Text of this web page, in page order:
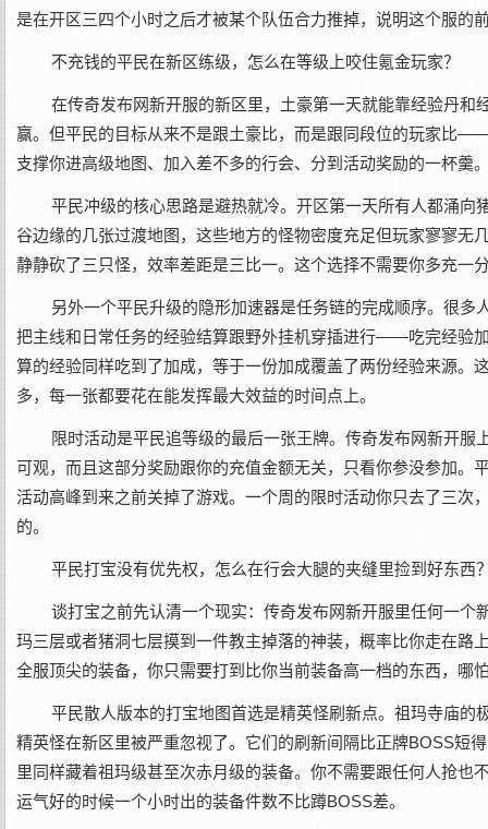
是在开区三四个小时之后才被某个队伍合力推掉，说明这个服的
不充钱的平民在新区练级，怎么在等级上咬住氪金玩家？
在‌传奇发布网新开服‌的新区里，土豪第一天就能靠经验丹
赢。但平民的目标从来不是跟土豪比，而是跟同段位的玩家比
支撑你进高级地图、加入差不多的行会、分到活动奖励的一杯羹
平民冲级的核心思路是避热就冷。开区第一天所有人都涌
谷边缘的几张过渡地图，这些地方的怪物密度充足但玩家寥寥无
静静砍了三只怪，效率差距是三比一。这个选择不需要你多充一
另外一个平民升级的隐形加速器是任务链的完成顺序。很
把主线和日常任务的经验结算跟野外挂机穿插进行——吃完经验
算的经验同样吃到了加成，等于一份加成覆盖了两份经验来源。
多，每一张都要花在能发挥最大效益的时间点上。
限时活动是平民追等级的最后一张王牌。‌传奇发布网新开
可观，而且这部分奖励跟你的充值金额无关，只看你参没参加。
活动高峰到来之前关掉了游戏。一个周的限时活动你只去了三次
的。
平民打宝没有优先权，怎么在行会大腿的夹缝里捡到好东西
谈打宝之前先认清一个现实：‌传奇发布网新开服‌里任何一
玛三层或者猪洞七层摸到一件教主掉落的神装，概率比你走在
全服顶尖的装备，你只需要打到比你当前装备高一档的东西，哪
平民散人版本的打宝地图首选是精英怪刷新点。祖玛寺庙
精英怪在新区里被严重忽视了。它们的刷新间隔比正牌BOSS短
里同样藏着祖玛级甚至次赤月级的装备。你不需要跟任何人抢
运气好的时候一个小时出的装备件数不比蹲BOSS差。